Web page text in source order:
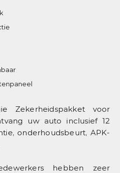
Zekerheidspakket voor
uw auto inclusief 12
onderhoudsbeurt, APK-
hebben zeer